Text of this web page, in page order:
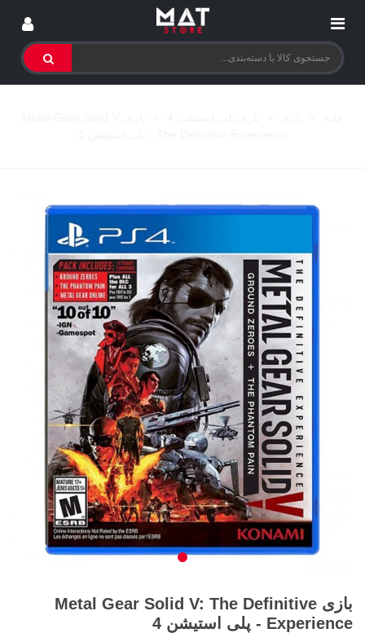
بازی Metal Gear Solid V: The Definitive
Experience - پلی استیشن 4